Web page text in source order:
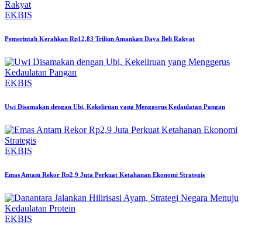
EKBIS
Pemerintah Kerahkan Rp12,83 Triliun Amankan Daya Beli Rakyat
EKBIS
Uwi Disamakan dengan Ubi, Kekeliruan yang Menggerus Kedaulatan Pangan
EKBIS
Emas Antam Rekor Rp2,9 Juta Perkuat Ketahanan Ekonomi Strategis
EKBIS